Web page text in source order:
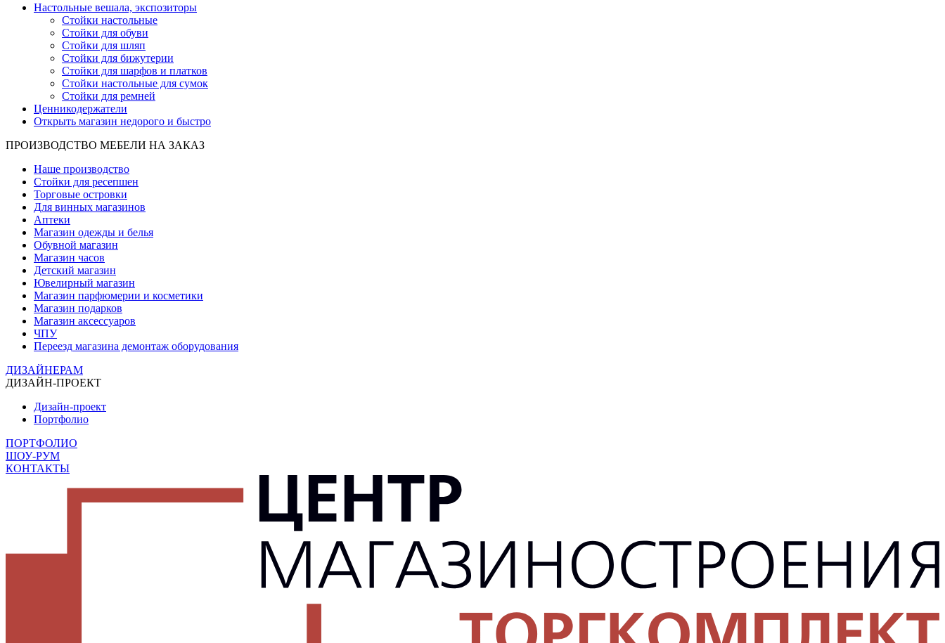
Настольные вешала, экспозиторы
Стойки настольные
Стойки для обуви
Стойки для шляп
Стойки для бижутерии
Стойки для шарфов и платков
Стойки настольные для сумок
Стойки для ремней
Ценникодержатели
Открыть магазин недорого и быстро
ПРОИЗВОДСТВО МЕБЕЛИ НА ЗАКАЗ
Наше производство
Стойки для ресепшен
Торговые островки
Для винных магазинов
Аптеки
Магазин одежды и белья
Обувной магазин
Магазин часов
Детский магазин
Ювелирный магазин
Магазин парфюмерии и косметики
Магазин подарков
Магазин аксессуаров
ЧПУ
Переезд магазина демонтаж оборудования
ДИЗАЙНЕРАМ
ДИЗАЙН-ПРОЕКТ
Дизайн-проект
Портфолио
ПОРТФОЛИО
ШОУ-РУМ
КОНТАКТЫ